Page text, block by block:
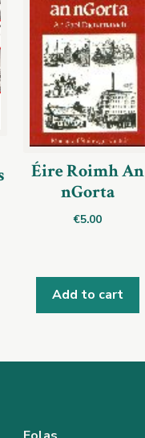
Éire Roimh An
nGorta
€5.00
Add to cart